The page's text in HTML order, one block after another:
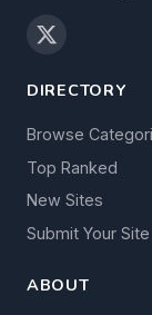
DIRECTORY
Browse
Top Ranked
New Sites
Submit Your Site
ABOUT